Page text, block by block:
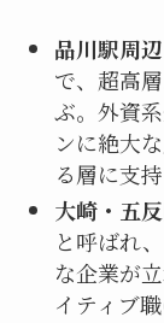
品川駅周
で、超高
ぶ。外資
ンに絶大
る層に支
大崎・五
と呼ばれ
な企業が
イティブ